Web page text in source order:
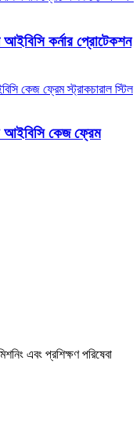
কর্নার প্রোটেকশন
আইবিসি কেজ ফ্রেম
এবং প্রশিক্ষণ পরিষেবা